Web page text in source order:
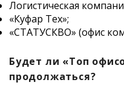
Логистическая
«Куфар Тех»;
«СТАТУСКВО» (офис
Будет ли «Топ
продолжаться?